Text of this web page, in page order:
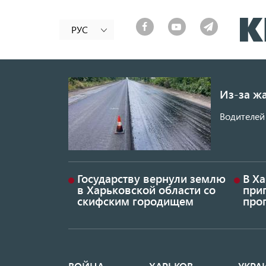
РУС
Из-за
Государству вернули землю
в Харьковской области со
скифским городищем
В